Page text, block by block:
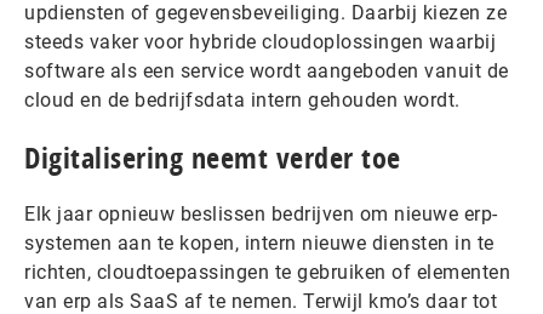
updiensten of gegevensbeveiliging. Daarbij kiezen ze
steeds vaker voor hybride cloudoplossingen waarbij
software als een service wordt aangeboden vanuit de
cloud en de bedrijfsdata intern gehouden wordt.
Digitalisering neemt verder toe
Elk jaar opnieuw beslissen bedrijven om nieuwe erp-
systemen aan te kopen, intern nieuwe diensten in te
richten, cloudtoepassingen te gebruiken of elementen
van erp als SaaS af te nemen. Terwijl kmo’s daar tot